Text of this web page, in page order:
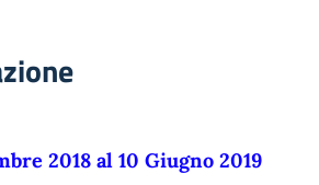
2018 al 10 Giugno 2019